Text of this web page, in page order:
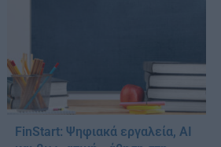
FinStart: Ψηφιακά εργαλεία, AI